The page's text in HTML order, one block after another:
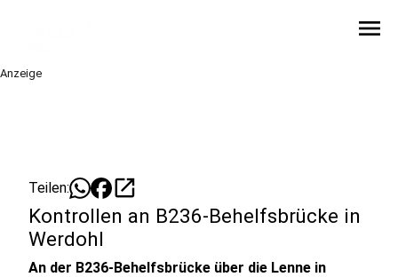
menu
Anzeige
Teilen: open_in_new
Kontrollen an B236-Behelfsbrücke in
Werdohl
An der B236-Behelfsbrücke über die Lenne in